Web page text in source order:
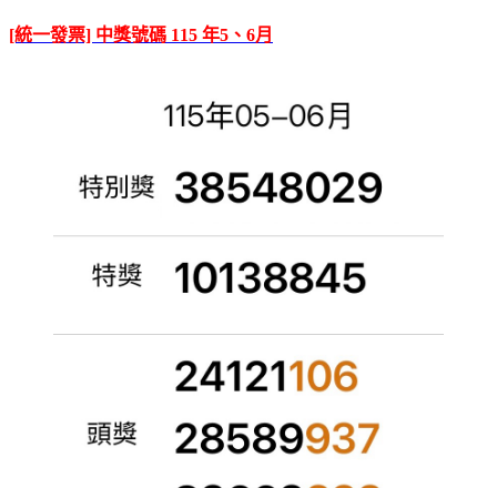
[統一發票] 中獎號碼 115 年5、6月